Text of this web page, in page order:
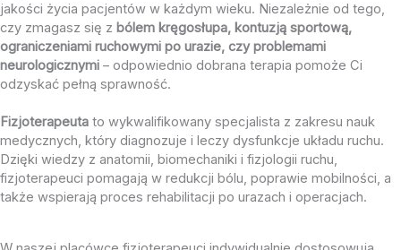
jakości życia pacjentów w każdym wieku. Niezależnie od tego,
czy zmagasz się z bólem kręgosłupa, kontuzją sportową,
ograniczeniami ruchowymi po urazie, czy problemami
neurologicznymi – odpowiednio dobrana terapia pomoże Ci
odzyskać pełną sprawność.
Fizjoterapeuta to wykwalifikowany specjalista z zakresu nauk
medycznych, który diagnozuje i leczy dysfunkcje układu ruchu.
Dzięki wiedzy z anatomii, biomechaniki i fizjologii ruchu,
fizjoterapeuci pomagają w redukcji bólu, poprawie mobilności, a
także wspierają proces rehabilitacji po urazach i operacjach.